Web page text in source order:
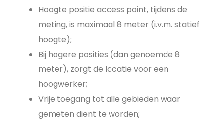
Hoogte positie access point, tijdens de
meting, is maximaal 8 meter (i.v.m. statief
hoogte);
Bij hogere posities (dan genoemde 8
meter), zorgt de locatie voor een
hoogwerker;
Vrije toegang tot alle gebieden waar
gemeten dient te worden;